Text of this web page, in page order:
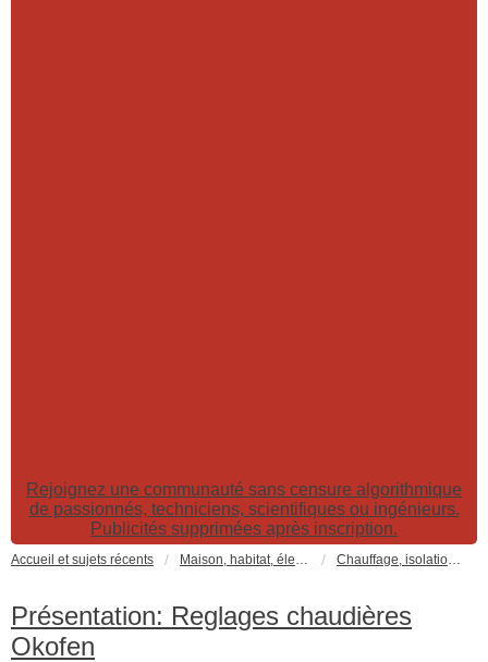
Rejoignez une communauté sans censure algorithmique
de passionnés, techniciens, scientifiques ou ingénieurs.
Publicités supprimées après inscription.
Accueil et sujets récents Maison, habitat, électricité et jardin. Travaux et bricolage. Chauffage, isolation, ventilation, VMC, refroidissement...
Présentation: Reglages chaudières
Okofen